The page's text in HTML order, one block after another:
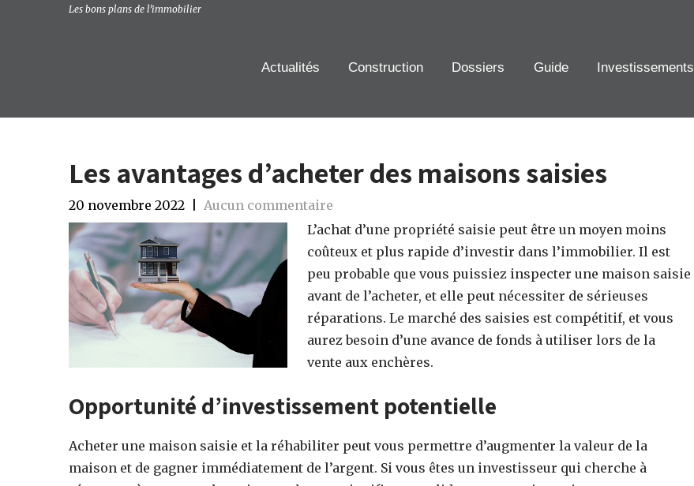
Les bons plans de lʼimmobilier
Actualités Construction Dossiers Guide Investissements
Les avantages d’acheter des maisons saisies
20 novembre 2022
Aucun commentaire
L’achat d’une propriété saisie peut être un moyen moins
coûteux et plus rapide d’investir dans l’immobilier. Il est
peu probable que vous puissiez inspecter une maison saisie
avant de l’acheter, et elle peut nécessiter de sérieuses
réparations. Le marché des saisies est compétitif, et vous
aurez besoin d’une avance de fonds à utiliser lors de la
vente aux enchères.
Opportunité d’investissement potentielle
Acheter une maison saisie et la réhabiliter peut vous permettre d’augmenter la valeur de la
maison et de gagner immédiatement de l’argent. Si vous êtes un investisseur qui cherche à